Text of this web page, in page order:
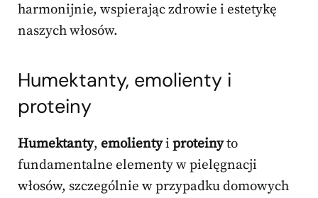
harmonijnie, wspierając zdrowie i estetykę
naszych włosów.
Humektanty, emolienty i
proteiny
Humektanty, emolientyi proteinyto
fundamentalne elementy w pielęgnacji
włosów, szczególnie w przypadku domowych